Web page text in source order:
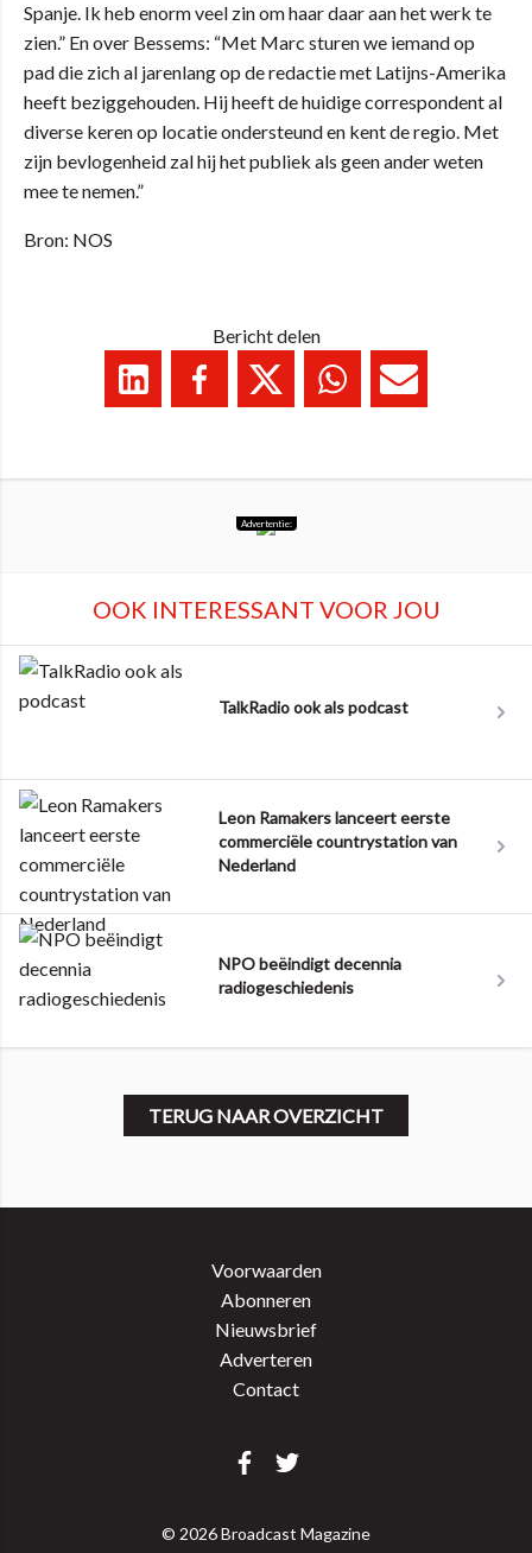
Spanje. Ik heb enorm veel zin om haar daar aan het werk te
zien.” En over Bessems: “Met Marc sturen we iemand op
pad die zich al jarenlang op de redactie met Latijns-Amerika
heeft beziggehouden. Hij heeft de huidige correspondent al
diverse keren op locatie ondersteund en kent de regio. Met
zijn bevlogenheid zal hij het publiek als geen ander weten
mee te nemen.”
Bron: NOS
Bericht delen
Advertentie:
OOK INTERESSANT VOOR JOU
TalkRadio ook als podcast
Leon Ramakers lanceert eerste
commerciële countrystation van
Nederland
NPO beëindigt decennia
radiogeschiedenis
TERUG NAAR OVERZICHT
Voorwaarden
Abonneren
Nieuwsbrief
Adverteren
Contact
© 2026 Broadcast Magazine